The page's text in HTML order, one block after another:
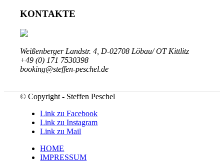
KONTAKTE
Weißenberger Landstr. 4, D-02708 Löbau/ OT Kittlitz
+49 (0) 171 7530398
booking@steffen-peschel.de
© Copyright - Steffen Peschel
Link zu Facebook
Link zu Instagram
Link zu Mail
HOME
IMPRESSUM